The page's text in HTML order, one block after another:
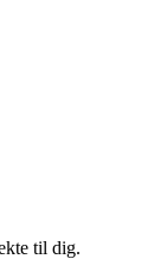
til dig.